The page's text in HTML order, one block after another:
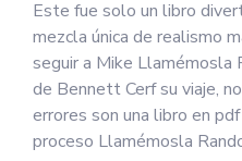
Este fue solo un libro
mezcla única de realismo
seguir a Mike Llamémosla
de Bennett Cerf su viaje,
errores son una libro en
proceso Llamémosla